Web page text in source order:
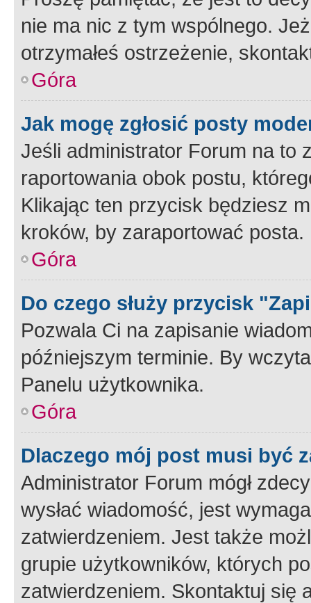
nie ma nic z tym wspólnego.
otrzymałeś ostrzeżenie,
Góra
Jak mogę zgłosić posty
Jeśli administrator Forum na to
raportowania obok postu,
Klikając ten przycisk będziesz
kroków, by zaraportować posta.
Góra
Do czego służy przycisk
Pozwala Ci na zapisanie
późniejszym terminie. By
Panelu użytkownika.
Góra
Dlaczego mój post musi być
Administrator Forum mógł
wysłać wiadomość, jest
zatwierdzeniem. Jest także
grupie użytkowników, których
zatwierdzeniem. Skontaktuj się